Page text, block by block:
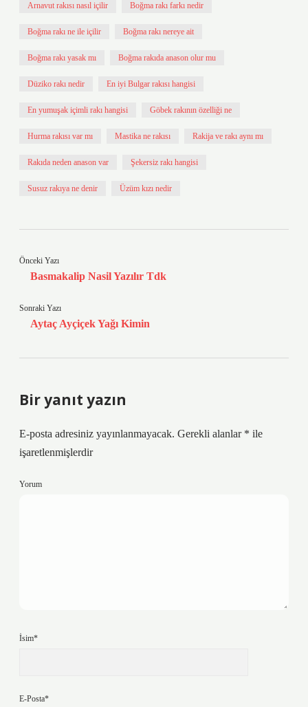
Arnavut rakısı nasıl içilir Boğma rakı farkı nedir
Boğma rakı ne ile içilir Boğma rakı nereye ait
Boğma rakı yasak mı Boğma rakıda anason olur mu
Düziko rakı nedir En iyi Bulgar rakısı hangisi
En yumuşak içimli rakı hangisi Göbek rakının özelliği ne
Hurma rakısı var mı Mastika ne rakısı Rakija ve rakı aynı mı
Rakıda neden anason var Şekersiz rakı hangisi
Susuz rakıya ne denir Üzüm kızı nedir
Önceki Yazı
Basmakalip Nasil Yazılır Tdk
Sonraki Yazı
Aytaç Ayçiçek Yağı Kimin
Bir yanıt yazın
E-posta adresiniz yayınlanmayacak. Gerekli alanlar * ile
işaretlenmişlerdir
Yorum
İsim*
E-Posta*